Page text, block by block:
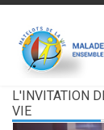
L'INVITATION
VIE